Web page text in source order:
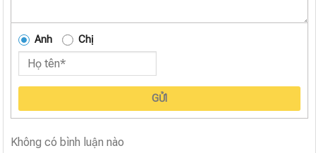
Anh Chị
GỬI
Không có bình luận nào